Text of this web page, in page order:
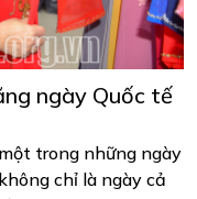
ngày Quốc tế
trong những ngày
chỉ là ngày cả